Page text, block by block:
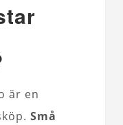
är en
Små